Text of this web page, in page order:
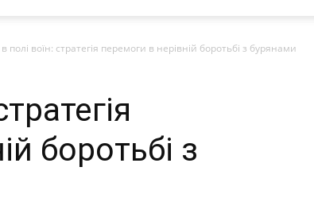
полі воїн: стратегія перемоги в нерівній боротьбі з бурянами
боротьбі з